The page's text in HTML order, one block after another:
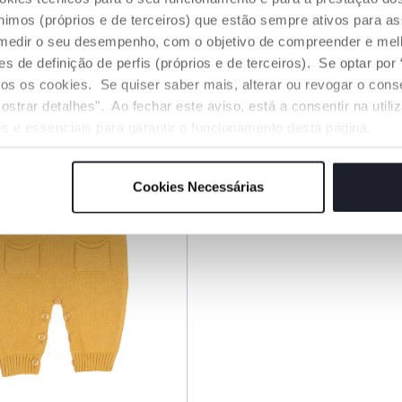
(próprios e de terceiros) que estão sempre ativos para
o seu desempenho, com o objetivo de compreender e
de definição de perfis (próprios e de terceiros). Se optar por
os cookies. Se quiser saber mais, alterar ou revogar o
detalhes". Ao fechar este aviso, está a consentir na
Cookies Necessárias
AO CARRINHO ADICIONAR AO